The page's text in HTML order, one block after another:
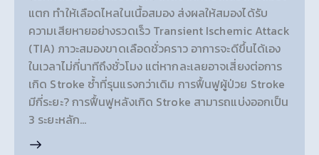
แตก ทำให้เลือดไหลในเนื้อสมอง ส่งผลให้สมองได้รับ
ความเสียหายอย่างรวดเร็ว Transient Ischemic Attack
(TIA) ภาวะสมองขาดเลือดชั่วคราว อาการจะดีขึ้นได้เอง
ในเวลาไม่กี่นาทีถึงชั่วโมง แต่หากละเลยอาจเสี่ยงต่อการ
เกิด Stroke ซ้ำที่รุนแรงกว่าเดิม การฟื้นฟูผู้ป่วย Stroke
มีกี่ระยะ? การฟื้นฟูหลังเกิด Stroke สามารถแบ่งออกเป็น
3 ระยะหลัก…